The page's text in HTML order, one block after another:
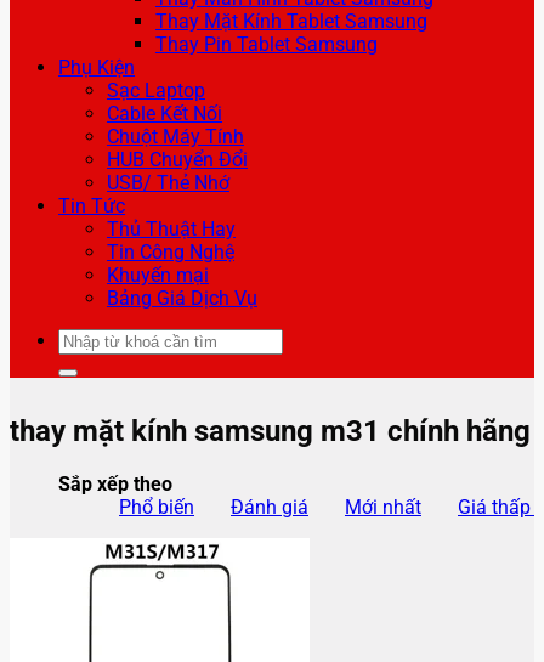
Thay Mặt Kính Tablet Samsung
Thay Pin Tablet Samsung
Phụ Kiện
Sạc Laptop
Cable Kết Nối
Chuột Máy Tính
HUB Chuyển Đổi
USB/ Thẻ Nhớ
Tin Tức
Thủ Thuật Hay
Tin Công Nghệ
Khuyến mại
Bảng Giá Dịch Vụ
Tìm
kiếm:
thay mặt kính samsung m31 chính hãng
Sắp xếp theo
Phổ biến
Đánh giá Mới nhất Giá thấp